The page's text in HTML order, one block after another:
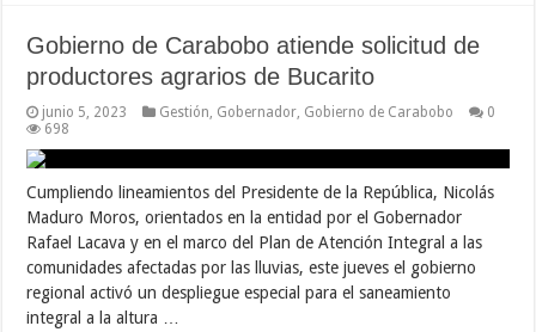
Gobierno de Carabobo atiende solicitud de
productores agrarios de Bucarito
junio 5, 2023 Gestión Gobernador Gobierno de Carabobo
0
698
Cumpliendo lineamientos del Presidente de la República, Nicolás
Maduro Moros, orientados en la entidad por el Gobernador
Rafael Lacava y en el marco del Plan de Atención Integral a las
comunidades afectadas por las lluvias, este jueves el gobierno
regional activó un despliegue especial para el saneamiento
integral a la altura …